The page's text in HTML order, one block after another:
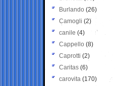
Burlando (26)
Camogli (2)
canile (4)
Cappello (8)
Caprotti (2)
Caritas (6)
carovita (170)